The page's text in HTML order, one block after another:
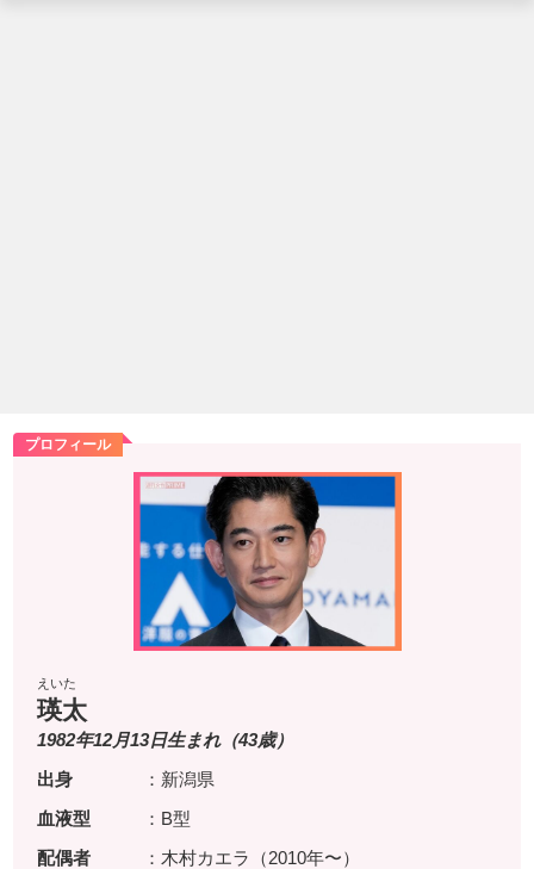
プロフィール
えいた
瑛太
1982年12月13日生まれ（43歳）
出身
：新潟県
血液型
：B型
配偶者
：木村カエラ（2010年〜）